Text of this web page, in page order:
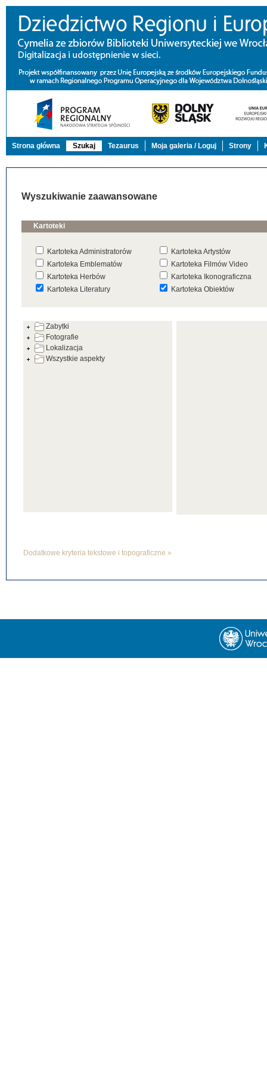
Strona główna Szukaj Tezaurus Moja galeria / Loguj Strony
Wyszukiwanie zaawansowane
Kartoteki
Kartoteka Administratorów
Kartoteka Artystów
Kartoteka Emblematów
Kartoteka Filmów Video
Kartoteka Herbów
Kartoteka Ikonograficzna
Kartoteka Literatury
Kartoteka Obiektów
Kartoteka Warsztatów
Kartoteka Zabytków
Zabytki
Fotografie
Lokalizacja
Wszystkie aspekty
Dodatkowe kryteria tekstowe i topograficzne »